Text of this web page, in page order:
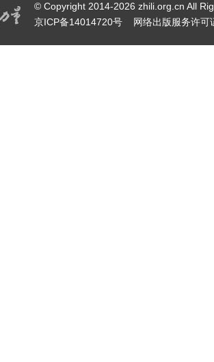
© Copyright 2014-2026 zhili.org.cn All
京ICP备14014720号
网络出版服务许可